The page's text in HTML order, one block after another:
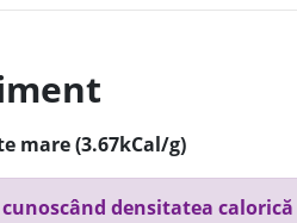
mare (3.67kCal/g)
densitatea